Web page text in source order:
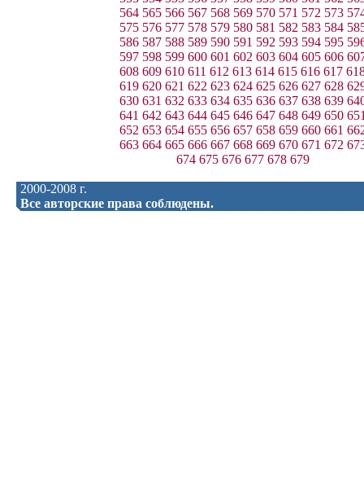
564 565 566 567 568 569 570 571 572 573
575 576 577 578 579 580 581 582 583 584
586 587 588 589 590 591 592 593 594 595
597 598 599 600 601 602 603 604 605 606
608 609 610 611 612 613 614 615 616 617
619 620 621 622 623 624 625 626 627 628
630 631 632 633 634 635 636 637 638 639
641 642 643 644 645 646 647 648 649 650
652 653 654 655 656 657 658 659 660 661
663 664 665 666 667 668 669 670 671 672
674 675 676 677 678 679
2000-2008 г.
Все авторские права соблюдены.